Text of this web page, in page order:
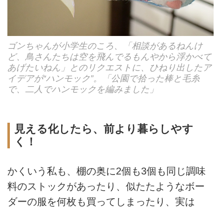
ゴンちゃんが小学生のころ、「相談があるねんけ
ど、鳥さんたちは空を飛んでるもんやから浮かべて
あげたいねん」とのリクエストに、ひねり出したア
イデアが“ハンモック”。「公園で拾った棒と毛糸
で、二人でハンモックを編みました」
見える化したら、前より暮らしやす
く！
かくいう私も、棚の奥に2個も3個も同じ調味
料のストックがあったり、似たたようなボー
ダーの服を何枚も買ってしまったり、実は